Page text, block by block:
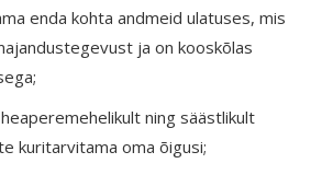
enda kohta andmeid ulatuses, mis
ja on kooskõlas
ning säästlikult
kuritarvitama oma õigusi;